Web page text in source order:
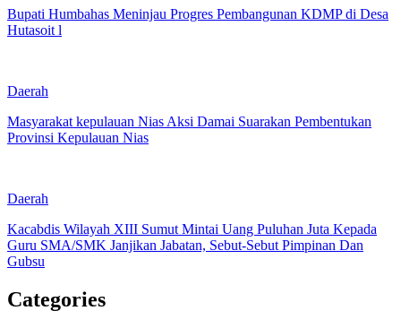
Bupati Humbahas Meninjau Progres Pembangunan KDMP di Desa
Hutasoit l
Daerah
Masyarakat kepulauan Nias Aksi Damai Suarakan Pembentukan
Provinsi Kepulauan Nias
Daerah
Kacabdis Wilayah XIII Sumut Mintai Uang Puluhan Juta Kepada
Guru SMA/SMK Janjikan Jabatan, Sebut-Sebut Pimpinan Dan
Gubsu
Categories